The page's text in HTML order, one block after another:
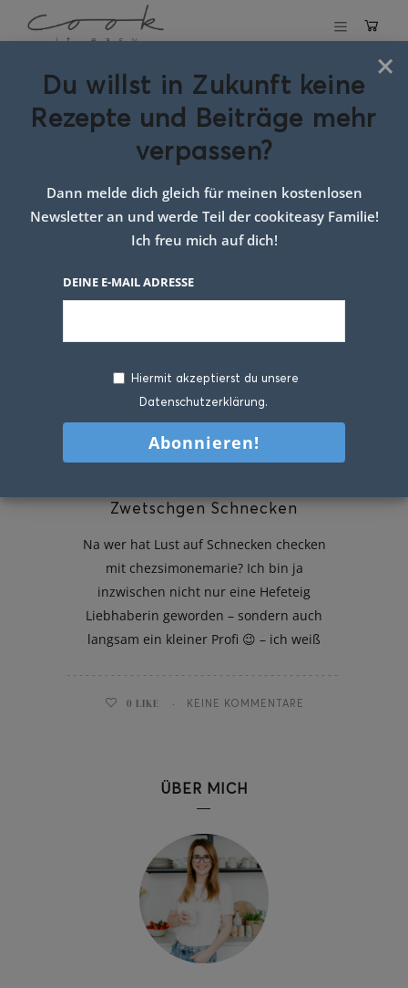
Schlagwort:Hefe
Teig Rezept süß
Zwetschgen Schnecken
Na wer hat Lust auf Schnecken checken
mit chezsimonemarie? Ich bin ja
inzwischen nicht nur eine Hefeteig
Liebhaberin geworden – sondern auch
langsam ein kleiner Profi 😉 – ich weiß
0 LIKE KEINE KOMMENTARE
ÜBER MICH
×
Du willst in Zukunft keine
Rezepte und Beiträge mehr
verpassen?
Dann melde dich gleich für meinen kostenlosen
Newsletter an und werde Teil der cookiteasy Familie!
Ich freu mich auf dich!
DEINE E-MAIL ADRESSE
Hiermit akzeptierst du unsere
Datenschutzerklärung.